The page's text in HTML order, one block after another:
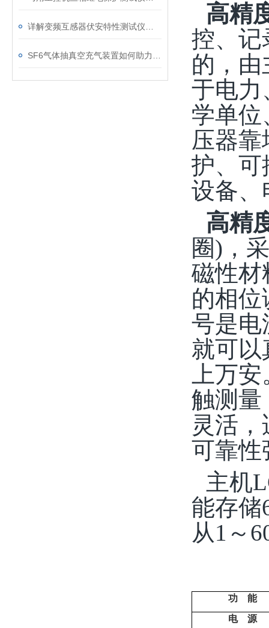
高精
控、记
的，
于电力
学单位
压器
护、 可
设备、
高精
圈) ，
磁性材
的相
号是电
就可以
上万
触测量
灵活
可靠性
主机
能存储
从1 ～
功 能
电 源